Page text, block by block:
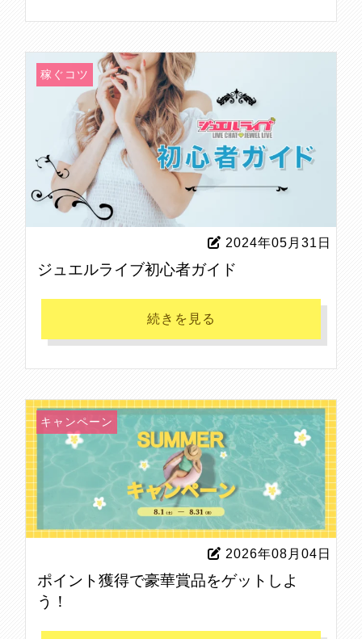
稼ぐコツ
2024年05月31日
ジュエルライブ初心者ガイド
続きを見る
キャンペーン
2026年08月04日
ポイント獲得で豪華賞品をゲットしよ
う！